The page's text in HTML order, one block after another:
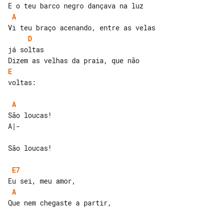
A
D
E
voltas:
A
São loucas!
E7
A